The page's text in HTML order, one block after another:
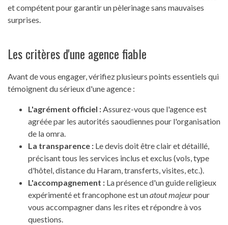
et compétent pour garantir un pèlerinage sans mauvaises
surprises.
Les critères d'une agence fiable
Avant de vous engager, vérifiez plusieurs points essentiels qui
témoignent du sérieux d'une agence :
L'agrément officiel :Assurez-vous que l'agence est
agréée par les autorités saoudiennes pour l'organisation
de la omra.
La transparence : Le devis doit être clair et détaillé,
précisant tous les services inclus et exclus (vols, type
d'hôtel, distance du Haram, transferts, visites, etc.).
L'accompagnement : La présence d'un guide religieux
expérimenté et francophone est unatout majeurpour
vous accompagner dans les rites et répondre à vos
questions.